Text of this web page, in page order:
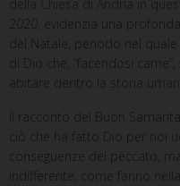
della Chiesa di Andria in
2020, evidenzia una
del Natale, periodo nel
di Dio che, “facendosi
abitare dentro la storia
Il racconto del Buon
ciò che ha fatto Dio per noi
conseguenze del peccato,
indifferente, come fanno